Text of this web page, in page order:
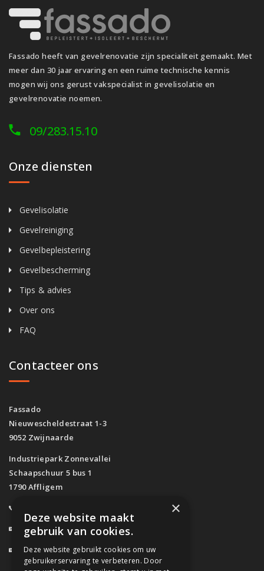
Fassado heeft van gevelrenovatie zijn specialiteit gemaakt. Met
meer dan 30 jaar ervaring en een ruime technische kennis
mogen wij ons gerust vakspecialist in gevelisolatie en
gevelrenovatie noemen.
09/283.15.10
Onze diensten
Gevelisolatie
Gevelreiniging
Gevelbepleistering
Gevelbescherming
Tips & advies
Over ons
FAQ
Contacteer ons
Fassado
Nieuwescheldestraat 1-3
9052 Zwijnaarde
Industriepark Zonnevallei
Schaapschuur 5 bus 1
1790 Affligem
info@fassado.be
BTW: BE 0700.617.934
×
Deze website maakt
gebruik van cookies.
Deze website gebruikt cookies om uw
gebruikerservaring te verbeteren. Door